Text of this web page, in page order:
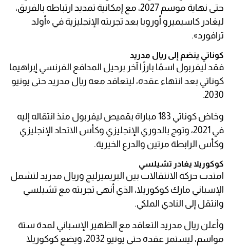
حتى نهاية موسم 2027، مع إمكانية تمديد ارتباطه بالفريق،
ليغادر كاسيميرو أوروبا بعد تجربته الإنجليزية في «أولد
ترافورد».
كوناتي ينضم إلى ريال مدريد
فقد ليفربول اسمًا بارزًا آخر برحيل المدافع الفرنسي إبراهيما
كوناتي بعد انتهاء عقده، ليتعاقد معه ريال مدريد حتى يونيو
2030.
وخاض كوناتي 183 مباراة بقميص ليفربول منذ انتقاله إليه
في 2021، وتوج بالدوري الإنجليزي وكأس الاتحاد الإنجليزي
وكأس الرابطة مرتين والدرع الخيرية.
كوكوريلا يغادر تشيلسي
امتدت حركة الانتقالات بين البريميرليج وريال مدريد لتشمل
الإسباني مارك كوكوريلا، الذي أنهى تجربته مع تشيلسي
وانتقل إلى النادي الملكي.
وأعلن ريال مدريد التعاقد مع الظهير الإسباني لمدة ستة
مواسم، ليستمر عقده حتى يونيو 2032، ويضع كوكوريلا